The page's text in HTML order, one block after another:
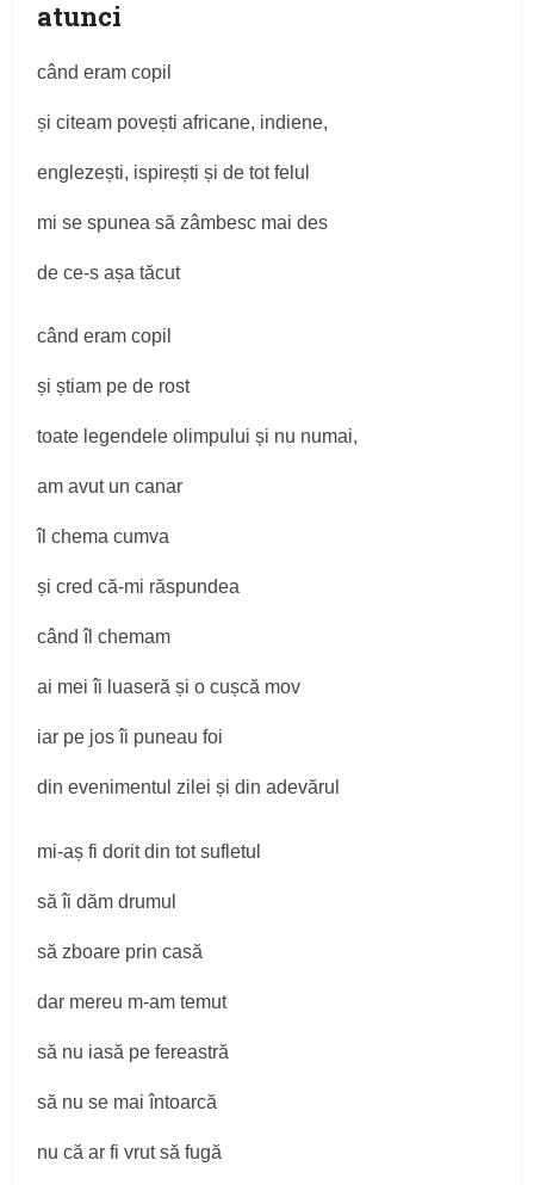
atunci
când eram copil
și citeam povești africane, indiene,
englezești, ispirești și de tot felul
mi se spunea să zâmbesc mai des
de ce-s așa tăcut
când eram copil
și știam pe de rost
toate legendele olimpului și nu numai,
am avut un canar
îl chema cumva
și cred că-mi răspundea
când îl chemam
ai mei îi luaseră și o cușcă mov
iar pe jos îi puneau foi
din evenimentul zilei și din adevărul
mi-aș fi dorit din tot sufletul
să îi dăm drumul
să zboare prin casă
dar mereu m-am temut
să nu iasă pe fereastră
să nu se mai întoarcă
nu că ar fi vrut să fugă